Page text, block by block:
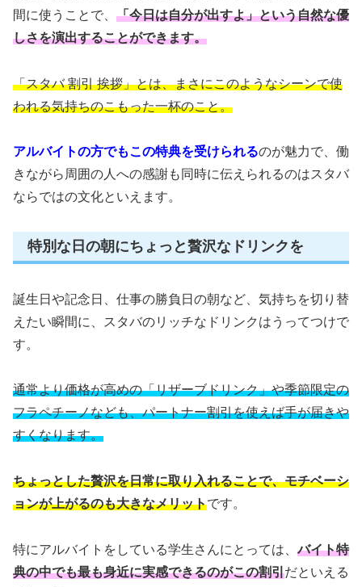
間に使うことで、 「今日は自分が出すよ」という自然な優
しさを演出することができます。
「スタバ 割引 挨拶」とは、まさにこのようなシーンで使
われる気持ちのこもった一杯のこと。
アルバイトの方でもこの特典を受けられるのが魅力で、働
きながら周囲の人への感謝も同時に伝えられるのはスタバ
ならではの文化といえます。
特別な日の朝にちょっと贅沢なドリンクを
誕生日や記念日、仕事の勝負日の朝など、気持ちを切り替
えたい瞬間に、スタバのリッチなドリンクはうってつけで
す。
通常より価格が高めの「リザーブドリンク」や季節限定の
フラペチーノなども、パートナー割引を使えば手が届きや
すくなります。
ちょっとした贅沢を日常に取り入れることで、モチベーシ
ョンが上がるのも大きなメリットです。
特にアルバイトをしている学生さんにとっては、バイト特
典の中でも最も身近に実感できるのがこの割引だといえる